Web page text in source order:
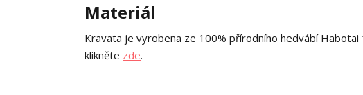
Materiál
Kravata je vyrobena ze 100% přírodního hedvábí
klikněte zde.